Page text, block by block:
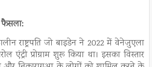
फैसला:
राष्ट्रपति जो बाइडेन ने 2022 में वेनेजुएला
एंट्री प्रोग्राम शुरू किया था। इसका विस्तार